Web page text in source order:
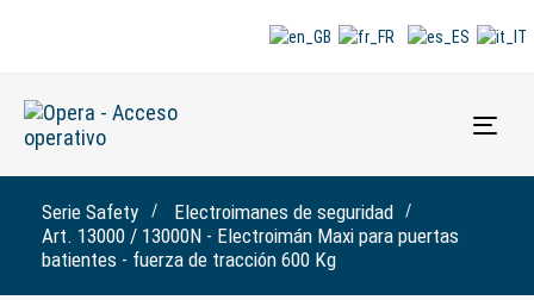
Serie Safety
Electroimanes de seguridad
Art. 13000 / 13000N - Electroimán Maxi para puertas
batientes - fuerza de tracción 600 Kg